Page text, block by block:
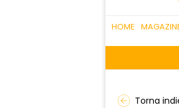
HOME
Torna